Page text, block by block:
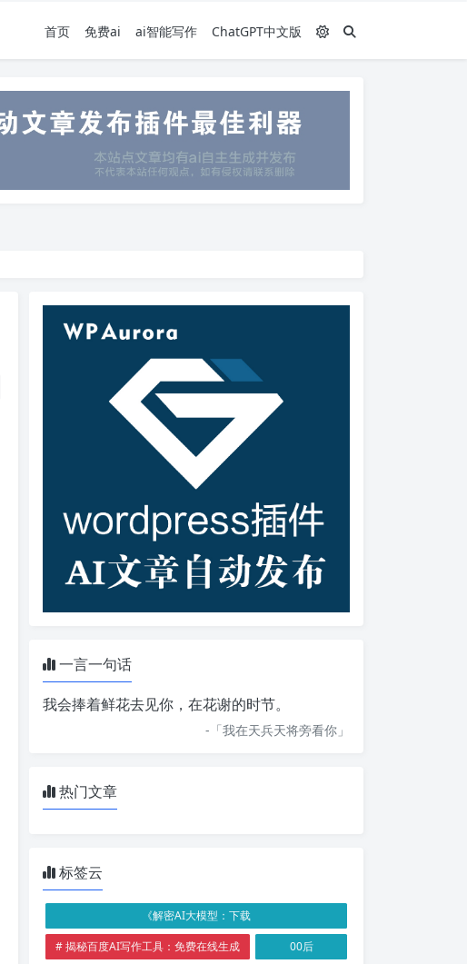
首页 免费ai ai智能写作 ChatGPT中文版
一言一句话
我会捧着鲜花去见你，在花谢的时节。
-「我在天兵天将旁看你 」
热门文章
标签云
《解密AI大模型：下载
# 揭秘百度AI写作工具：免费在线生成
00后